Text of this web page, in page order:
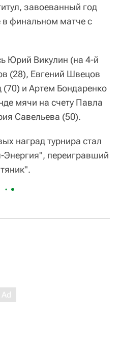
завоеванный год
в финальном матче с
Юрий Викулин (на 4-й
(28), Евгений Швецов
и Артем Бондаренко
мячи на счету Павла
Савельева (50).
наград турнира стал
Энергия", переигравший